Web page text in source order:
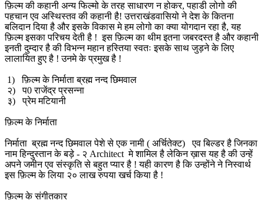
फ़िल्म की कहानी अन्य फिल्मो के तरह साधारण न होकर, पहाडी लोगो की
पहचान एव अस्थिस्तव की कहानी है! उत्तराखंडवासियो ने देश के कितना
बलिदान दिया है और इसके विकास मे हम लोगो का क्या योगदान रहा है, यह
फ़िल्म इसका परिचय देती है ! इस फ़िल्म का थीम इतना जबरदस्त है और कहानी
इनती दुम्दार है की विभन्न महान हस्तिया स्वतः इसके साथ जुड़ने के लिए
लालायित हुए है ! उनमे के प्रमुख है !
1) फ़िल्म के निर्माता ब्रह्म नन्द छिमवाल
२) प0 राजेंद्र प्रसन्ना
३) प्रेम मटियानी
फ़िल्म के निर्माता
निर्माता ब्रह्म नन्द छिमवाल पेशे से एक नामी ( अर्चितेक्ट) एव बिल्डर है जिनका
नाम हिन्दुस्तान के बड़े - २ Architect मे शामिल है लेकिन ख़ास यह है की उन्हें
अपने जमीन एव संस्कृति से बहुत प्यार है ! यही कारण है कि उन्होंने ने निस्वार्थ
इस फ़िल्म के लिया २० लाख रुपया खर्च किया है !
फ़िल्म के संगीतकार